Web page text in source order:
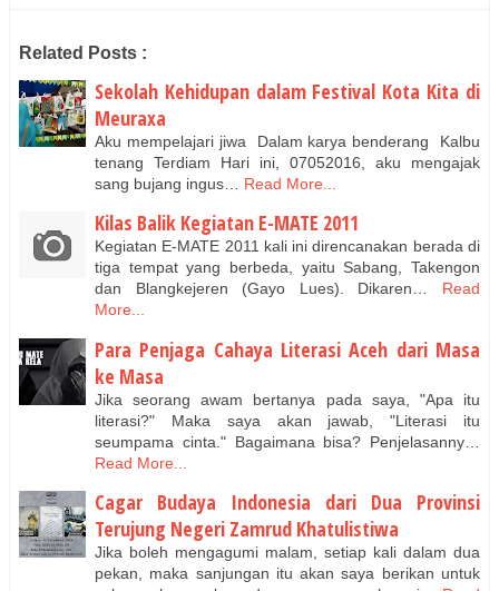
Related Posts :
Sekolah Kehidupan dalam Festival Kota Kita di
Meuraxa
Aku mempelajari jiwa Dalam karya benderang Kalbu
tenang Terdiam Hari ini, 07052016, aku mengajak
sang bujang ingus…
Read More...
Kilas Balik Kegiatan E-MATE 2011
Kegiatan E-MATE 2011 kali ini direncanakan berada di
tiga tempat yang berbeda, yaitu Sabang, Takengon
dan Blangkejeren (Gayo Lues). Dikaren…
Read
More...
Para Penjaga Cahaya Literasi Aceh dari Masa
ke Masa
Jika seorang awam bertanya pada saya, "Apa itu
literasi?" Maka saya akan jawab, "Literasi itu
seumpama cinta." Bagaimana bisa? Penjelasanny…
Read More...
Cagar Budaya Indonesia dari Dua Provinsi
Terujung Negeri Zamrud Khatulistiwa
Jika boleh mengagumi malam, setiap kali dalam dua
pekan, maka sanjungan itu akan saya berikan untuk